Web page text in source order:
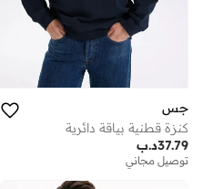
جس
كنزة قطنية بياقة دائرية
د.ب37.79
توصيل مجاني